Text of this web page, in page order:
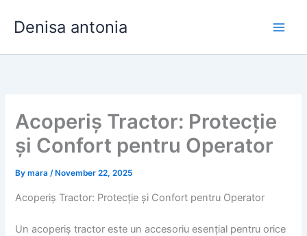
Denisa antonia
Acoperiș Tractor: Protecție
și Confort pentru Operator
Bymara/ November 22, 2025
Acoperiș Tractor: Protecție și Confort pentru Operator
Un acoperiș tractor este un accesoriu esențial pentru orice